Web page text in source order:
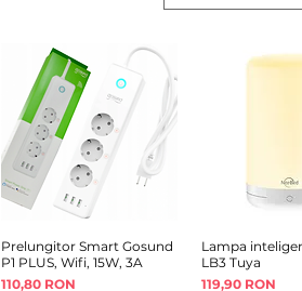
Afișare rapidă
Prelungitor Smart Gosund
P1 PLUS, Wifi, 15W, 3A
Preț
110,80 RON
Afișare
Lampa
LB3 Tuya
Preț
119,90 RON